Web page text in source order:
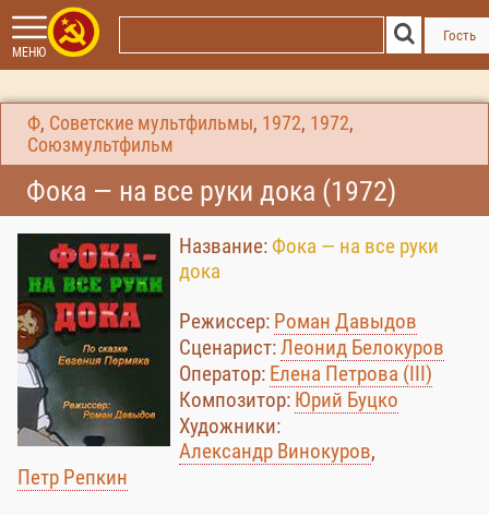
МЕНЮ
Гость
Ф, Советские мультфильмы, 1972, 1972,
Союзмультфильм
Фока — на все руки дока (1972)
Название:Фока — на все руки
дока
Режиссер: Роман Давыдов
Сценарист:Леонид Белокуров
Оператор: Елена Петрова (III)
Композитор: Юрий Буцко
Художники:
Александр Винокуров,
Петр Репкин